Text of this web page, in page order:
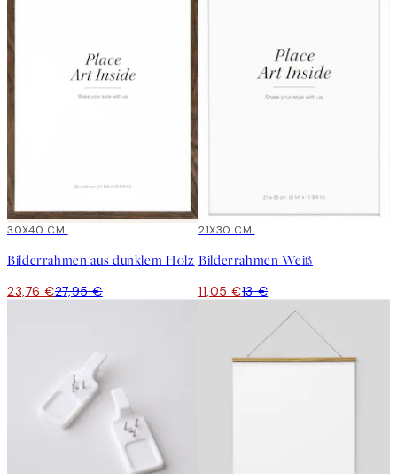
15%*
30X40 CM
Bilderrahmen aus dunklem Holz
23,76 €27,95 €
15%*
21X30 CM
Bilderrahmen Weiß
11,05 €13 €